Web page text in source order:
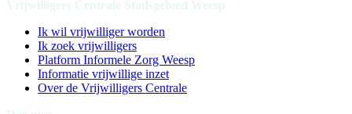
Ik wil vrijwilliger worden
Ik zoek vrijwilligers
Platform Informele Zorg Weesp
Informatie vrijwillige inzet
Over de Vrijwilligers Centrale